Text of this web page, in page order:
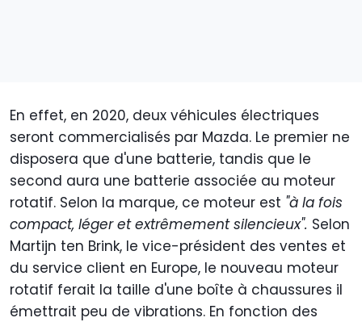
En effet, en 2020, deux véhicules électriques
seront commercialisés par Mazda. Le premier ne
disposera que d'une batterie, tandis que le
second aura une batterie associée au moteur
rotatif. Selon la marque, ce moteur est "à la fois
compact, léger et extrêmement silencieux". Selon
Martijn ten Brink, le vice-président des ventes et
du service client en Europe, le nouveau moteur
rotatif ferait la taille d'une boîte à chaussures il
émettrait peu de vibrations. En fonction des